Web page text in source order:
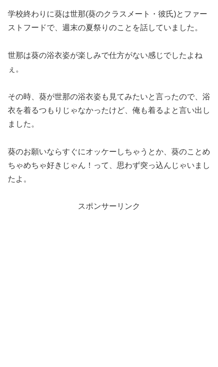
学校終わりに葵は世那(葵のクラスメート・彼氏)とファー
ストフードで、週末の夏祭りのことを話していました。
世那は葵の浴衣姿が楽しみで仕方がない感じでしたよね
ぇ。
その時、葵が世那の浴衣姿も見てみたいと言ったので、浴
衣を着るつもりじゃなかったけど、俺も着るよと言い出し
ました。
葵のお願いならすぐにオッケーしちゃうとか、葵のことめ
ちゃめちゃ好きじゃん！って、思わず突っ込んじゃいまし
たよ。
スポンサーリンク